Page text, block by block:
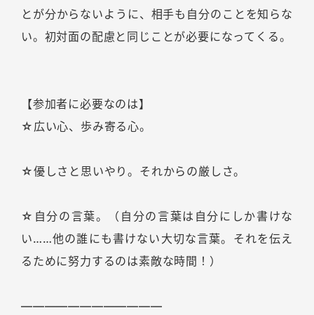
とが分からないように、相手も自分のことを知らな
い。初対面の配慮と同じことが必要になってくる。
【参加者に必要なのは】
☆広い心、歩み寄る心。
☆優しさと思いやり。それからの厳しさ。
☆自分の言葉。（自分の言葉は自分にしか書けな
い……他の誰にも書けない大切な言葉。それを伝え
るために努力するのは素敵な時間！）
――――――――――――